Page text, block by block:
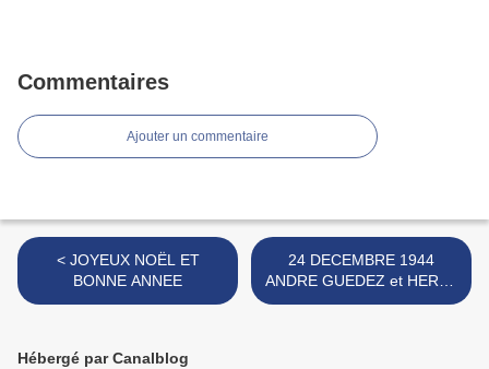
Commentaires
Ajouter un commentaire
< JOYEUX NOËL ET
BONNE ANNEE
24 DECEMBRE 1944
ANDRE GUEDEZ et HERVE
VIGNY BOMBARDAIENT
Hébergé par Canalblog